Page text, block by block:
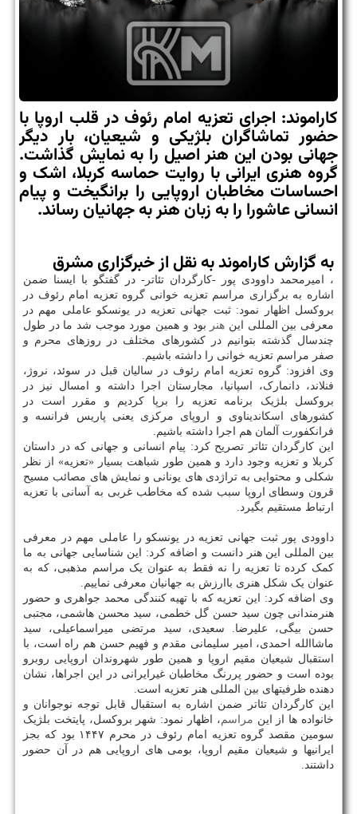
کاراموند: اجرای تعزیه امام رئوف در قلب اروپا با
حضور تماشاگران بلژیکی و شیعیان، بار دیگر
جهانی بودن این هنر اصیل را به نمایش گذاشت.
گروه هنری ایرانی با روایت حماسه کربلا، اشک و
احساسات مخاطبان اروپایی را برانگیخت و پیام
انسانی عاشورا را به زبان هنر به جهانیان رساند.
به گزارش کاراموند به نقل از خبرگزاری مشرق
، امیرمحمد داوودی پور -کارگردان تئاتر- در گفتگو با ایسنا ضمن
اشاره به برگزاری مراسم تعزیه خوانی گروه تعزیه امام رئوف در
بروکسل اظهار نمود: ثبت جهانی تعزیه در یونسکو عاملی مهم در
معرفی بین المللی این هنر بود و همین مورد موجب شد ما در طول
چندسال گذشته بتوانیم در کشورهای مختلف در روزهای محرم و
صفر مراسم تعزیه خوانی را داشته باشیم.
وی افزود: گروه تعزیه امام رئوف در سالیان قبل در سوئد، نروژ،
فنلاند، دانمارک، اسپانیا، مجارستان اجرا داشته و امسال نیز در
بروکسل بلژیک برنامه تعزیه را برپا کردیم و مقرر است در
کشورهای اسکاندیناوی و اروپای مرکزی یعنی پاریس فرانسه و
فرانکفورت آلمان هم اجرا داشته باشیم.
این کارگردان تئاتر تصریح کرد: پیام انسانی و جهانی که در داستان
کربلا و تعزیه وجود دارد و همین طور شباهت بسیار «تعزیه» از نظر
شکلی و محتوایی به تراژدی های یونانی و نمایش های مصائب مسیح
قرون وسطای اروپا سبب شده که مخاطب غربی به آسانی با تعزیه
ارتباط مستقیم بگیرد.
داوودی پور ثبت جهانی تعزیه در یونسکو را عاملی مهم در معرفی
بین المللی این هنر دانست و اضافه کرد: این شناسایی جهانی به ما
کمک کرده تا تعزیه را نه فقط به عنوان یک مراسم مذهبی، که به
عنوان یک شکل هنری باارزش به جهانیان معرفی نماییم.
وی اضافه کرد: این تعزیه که با تهیه کنندگی محمد جواهری و حضور
هنرمندانی چون سید حسن گل خطمی، سید محسن هاشمی، مجتبی
حسن بیگی، علیرضا. سعیدی، سید مرتضی میراسماعیلی، سید
ماشاالله احمدی، امیر سلیمانی مقدم و فهیم حسن هم راه است، با
استقبال شیعیان مقیم اروپا و همین طور شهروندان اروپایی روبرو
بوده است و حضور پررنگ مخاطبان غیرایرانی در این اجراها، نشان
دهنده ظرفیتهای بین المللی هنر تعزیه است.
این کارگردان تئاتر ضمن اشاره به استقبال قابل توجه نوجوانان و
خانواده ها از این مراسم، اظهار نمود: شهر بروکسل، پایتخت بلژیک
سومین مقصد گروه تعزیه امام رئوف در محرم ۱۴۴۷ بود که بجز
ایرانیها و شیعیان مقیم اروپا، بومی های اروپایی هم در آن حضور
داشتند.